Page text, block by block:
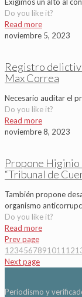
Exigimos un alto al
Do you like it?
Read more
noviembre 5, 2023
Registro
Max Correa
Necesario auditar el
Do you like it?
Read more
noviembre 8, 2023
Propone
“Tribunal de
También propone
organismo
Do you like it?
Read more
Prev page
1 234567891011 12
Next page
Periodismo y